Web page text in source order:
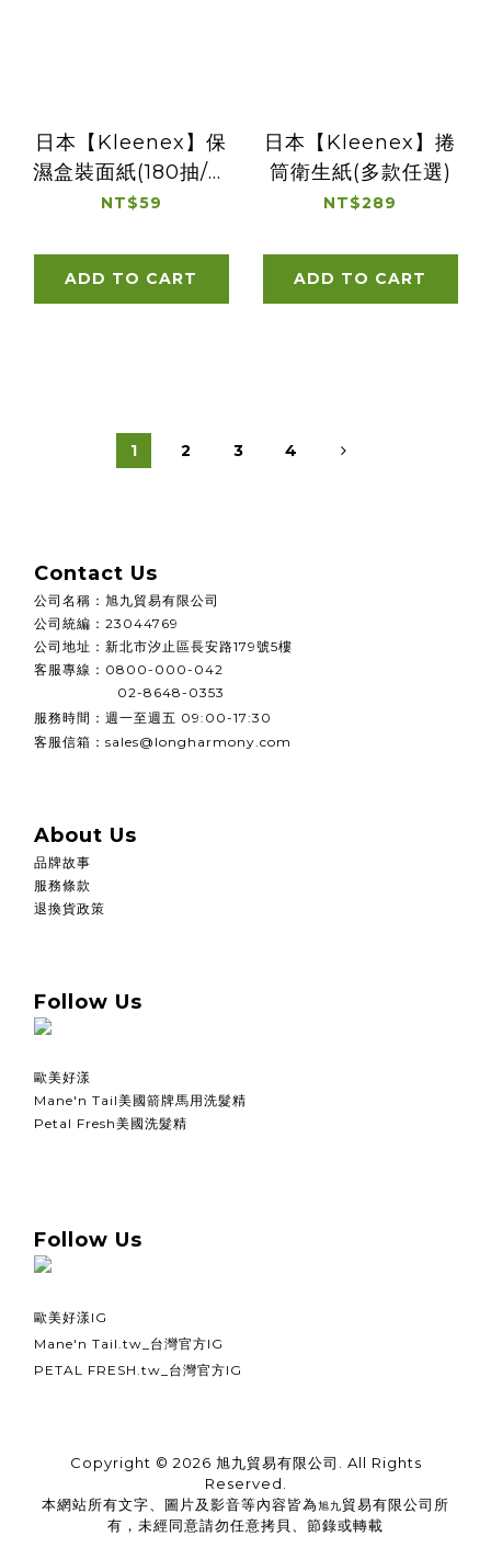
日本【Kleenex】保
濕盒裝面紙(180抽/雙
層)
NT$59
ADD TO CART
日本【Kleenex】捲
筒衛生紙(多款任選)
NT$289
ADD TO CART
1 2 3 4
Contact Us
公司名稱 ： 旭九貿易有限公司
公司統編 ： 23044769
公司地址： 新北市汐止區長安路179號5樓
客服專線：0800-000-042
02-8648-0353
服務時間： 週一至週五 09:00-17:30
客服信箱：sales@longharmony.com
About Us
品牌故事
服務條款
退換貨政策
Follow Us
歐美好漾
Mane'n Tail美國箭牌馬用洗髮精
Petal Fresh美國洗髮精
Follow Us
歐美好漾IG
Mane'n Tail.tw_台灣官方IG
PETAL FRESH.tw_台灣官方IG
Copyright © 2026 旭九貿易有限公司. All Rights
Reserved.
本網站所有文字、圖片及影音等內容皆為旭九貿易有限公司所
有，未經同意請勿任意拷貝、節錄或轉載